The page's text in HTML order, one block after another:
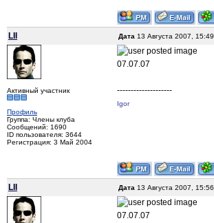
LII Дата 13 Августа 2007, 15:49
Активный участник
Профиль
Группа: Члены клуба
Сообщений: 1690
ID пользователя: 3644
Регистрация: 3 Май 2004
07.07.07
--------------------
Igor
LII Дата 13 Августа 2007, 15:56
07.07.07